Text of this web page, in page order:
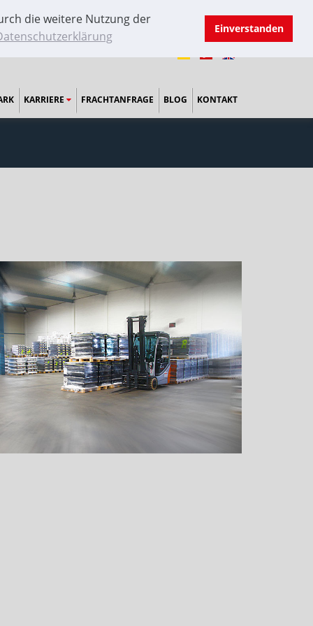
die weitere Nutzung der
Einverstanden
KARRIERE FRACHTANFRAGE BLOG KONTAKT